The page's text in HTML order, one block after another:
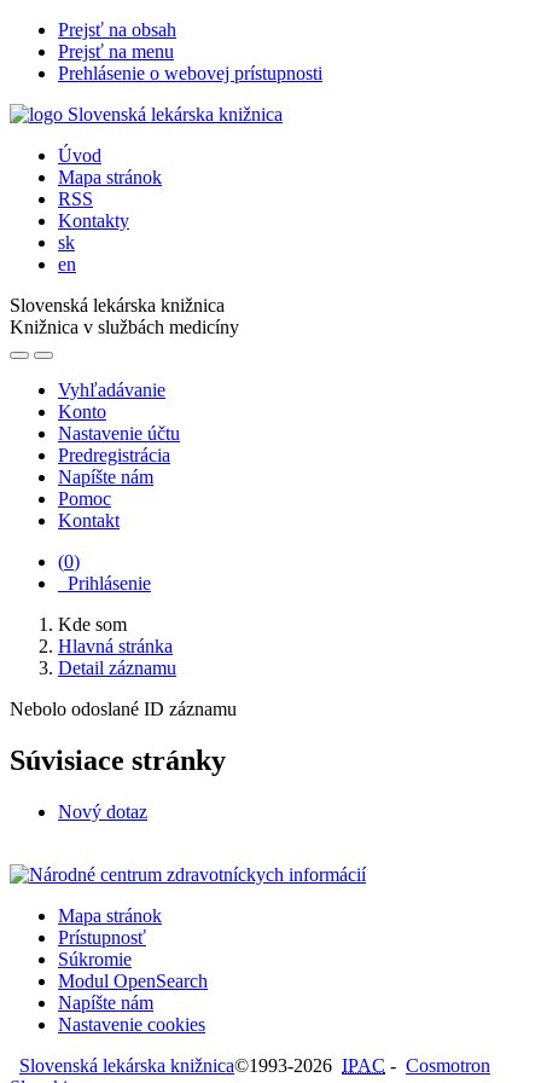
Prejsť na obsah
Prejsť na menu
Prehlásenie o webovej prístupnosti
Úvod
Mapa stránok
RSS
Kontakty
sk
en
Slovenská lekárska knižnica
Knižnica v službách medicíny
Vyhľadávanie
Konto
Nastavenie účtu
Predregistrácia
Napíšte nám
Pomoc
Kontakt
(0)
Prihlásenie
Kde som
Hlavná stránka
Detail záznamu
Nebolo odoslané ID záznamu
Súvisiace stránky
Nový dotaz
Mapa stránok
Prístupnosť
Súkromie
Modul OpenSearch
Napíšte nám
Nastavenie cookies
Slovenská lekárska knižnica©1993-2026 IPAC - Cosmotron